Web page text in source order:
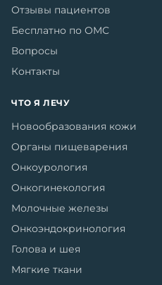
Отзывы пациентов
Бесплатно по ОМС
Вопросы
Контакты
ЧТО Я ЛЕЧУ
Новообразования кожи
Органы пищеварения
Онкоурология
Онкогинекология
Молочные железы
Онкоэндокринология
Голова и шея
Мягкие ткани